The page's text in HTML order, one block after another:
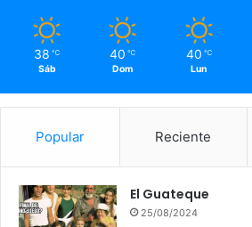
38 ℃
Sáb
40 ℃
Dom
40 ℃
Lun
Popular Reciente
El Guateque
25/08/2024